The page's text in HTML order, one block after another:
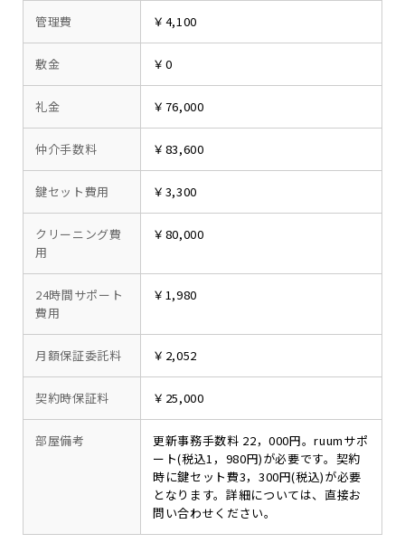
管理費 ￥4,100
敷金 ￥0
礼金 ￥76,000
仲介手数料 ￥83,600
鍵セット費用 ￥3,300
クリーニング費
用
￥80,000
24時間サポート
費用
￥1,980
月額保証委託料 ￥2,052
契約時保証料 ￥25,000
部屋備考
更新事務手数料 22，000円。ruumサポ
ート(税込1，980円)が必要です。契約
時に鍵セット費3，300円(税込)が必要
となります。詳細については、直接お
問い合わせください。